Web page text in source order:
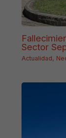
Sector
Actualidad,